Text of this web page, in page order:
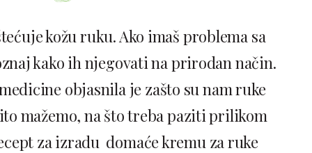
kožu ruku. Ako imaš problema sa
kako ih njegovati na prirodan način.
objasnila je zašto su nam ruke
mažemo, na što treba paziti prilikom
za izradu domaće kremu za ruke